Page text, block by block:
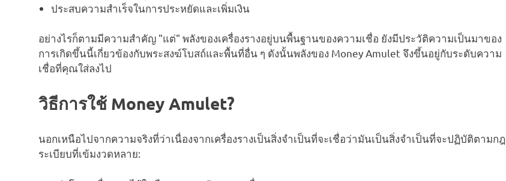
ประสบความสำเร็จในการประหยัดและเพิ่มเงิน
อย่างไรก็ตามมีความสำคัญ "แต่" พลังของเครื่องรางอยู่บนพื้นฐานของความเชื่อ ยังมีประวัติความเป็นมาของ
การเกิดขึ้นนี้เกี่ยวข้องกับพระสงฆ์โบสถ์และพื้นที่อื่น ๆ ดังนั้นพลังของ Money Amulet จึงขึ้นอยู่กับระดับความ
เชื่อที่คุณใส่ลงไป
วิธีการใช้ Money Amulet?
นอกเหนือไปจากความจริงที่ว่าเนื่องจากเครื่องรางเป็นสิ่งจำเป็นที่จะเชื่อว่ามันเป็นสิ่งจำเป็นที่จะปฏิบัติตามกฎ
ระเบียบที่เข้มงวดหลาย: